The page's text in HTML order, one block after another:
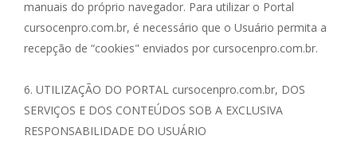
manuais do próprio navegador. Para utilizar o Portal
cursocenpro.com.br, é necessário que o Usuário permita a
recepção de “cookies" enviados por cursocenpro.com.br.
6. UTILIZAÇÃO DO PORTAL cursocenpro.com.br, DOS
SERVIÇOS E DOS CONTEÚDOS SOB A EXCLUSIVA
RESPONSABILIDADE DO USUÁRIO